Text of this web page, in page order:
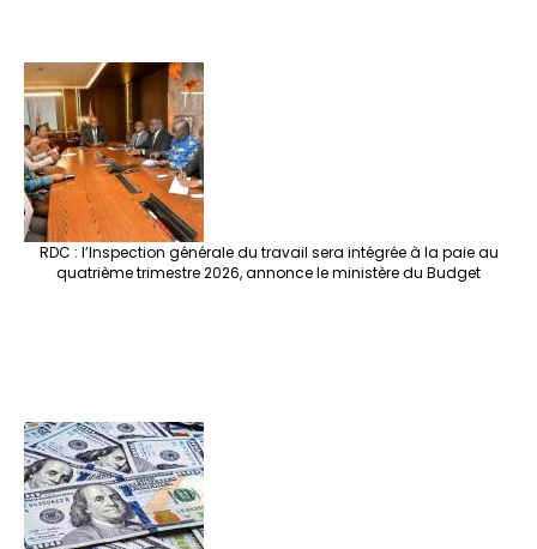
RDC : l’Inspection générale du travail sera intégrée à la paie au
quatrième trimestre 2026, annonce le ministère du Budget